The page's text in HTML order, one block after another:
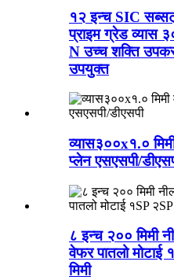
१२ इन्च SIC
प्राइम ग्रेड व्यास
N उच्च शक्ति
उपयुक्त
व्यास३००x१.०
प्लेन एसएसपी/
८ इन्च २०० मिमी
वेफर पातलो मोटाई
मिमी